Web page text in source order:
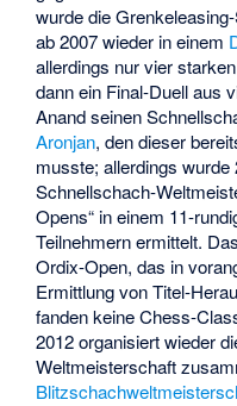
wurde die
ab 2007 wieder in einem
allerdings nur vier
dann ein Final-Duell aus
Anand seinen
Aronjan, den dieser
musste; allerdings
Schnellschach-
Opens“ in einem 11-
Teilnehmern ermittelt.
Ordix-Open, das in
Ermittlung von Titel-
fanden keine Chess-
2012 organisiert wieder
Weltmeisterschaft